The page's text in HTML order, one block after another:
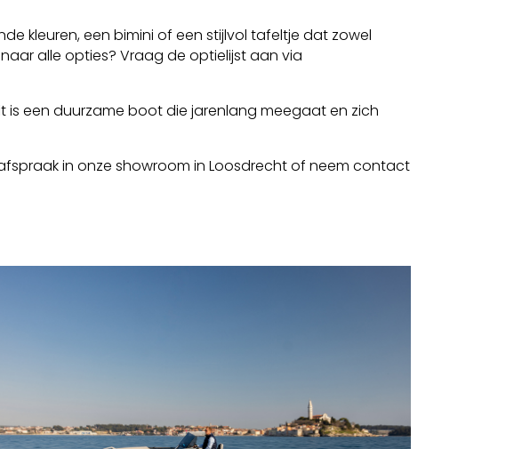
kleuren, een bimini of een stijlvol tafeltje dat zowel
alle opties? Vraag de optielijst aan via
is een duurzame boot die jarenlang meegaat en zich
in onze showroom in Loosdrecht of neem contact